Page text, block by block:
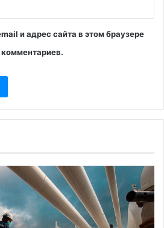
и адрес сайта в этом браузере
по